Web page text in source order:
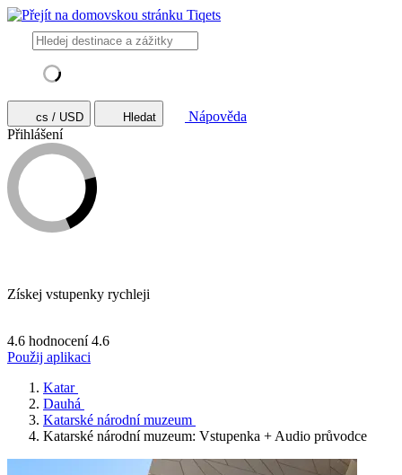
cs / USD Hledat
Nápověda
Přihlášení
Získej vstupenky rychleji
4.6 hodnocení 4.6
Použij aplikaci
Katar
Dauhá
Katarské národní muzeum
Katarské národní muzeum: Vstupenka + Audio průvodce